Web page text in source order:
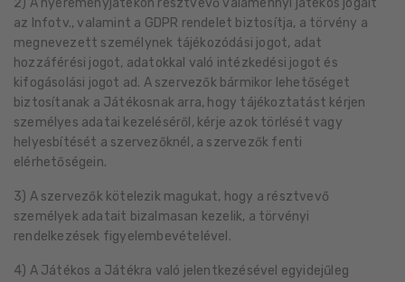
2) A nyereményjátékon résztvevő valamennyi játékos jogait
az Infotv., valamint a GDPR rendelet biztosítja, a törvény a
megnevezett személynek tájékozódási jogot, adat
hozzáférési jogot, adatokkal való intézkedési jogot és
kifogásolási jogot ad. A szervezők bármikor lehetőséget
biztosítanak a Játékosnak arra, hogy tájékoztatást kérjen
személyes adatai kezeléséről, kérje azok törlését vagy
helyesbítését a szervezőknél, a szervezők fenti
elérhetőségein.
3) A szervezők kötelezik magukat, hogy a résztvevő
személyek adatait bizalmasan kezelik, a törvényi
rendelkezések figyelembevételével.
4) A Játékos a Játékra való jelentkezésével egyidejűleg